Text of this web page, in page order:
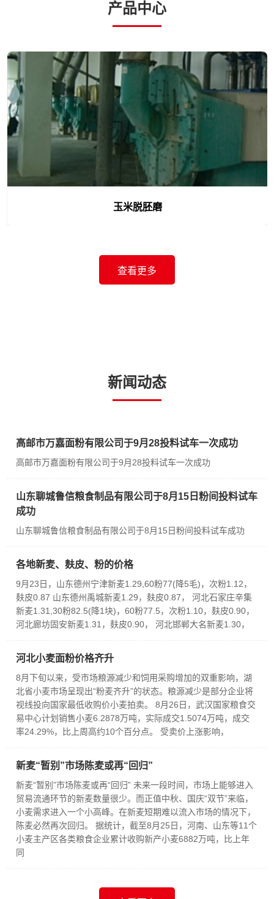
产品中心
去石机
查看更多
新闻动态
高邮市万嘉面粉有限公司于9月28投料试车一次成功
高邮市万嘉面粉有限公司于9月28投料试车一次成功
山东聊城鲁信粮食制品有限公司于8月15日粉间投料试车
成功
山东聊城鲁信粮食制品有限公司于8月15日粉间投料试车成功
各地新麦、麸皮、粉的价格
9月23日，山东德州宁津新麦1.29,60粉77(降5毛)，次粉1.12，
麸皮0.87 山东德州禹城新麦1.29，麸皮0.87， 河北石家庄辛集
新麦1.31,30粉82.5(降1块)，60粉77.5，次粉1.10，麸皮0.90，
河北廊坊固安新麦1.31，麸皮0.90， 河北邯郸大名新麦1.30，
河北小麦面粉价格齐升
8月下旬以来，受市场粮源减少和饲用采购增加的双重影响，湖
北省小麦市场呈现出“粉麦齐升”的状态。粮源减少是部分企业将
视线投向国家最低收购价小麦拍卖。 8月26日，武汉国家粮食交
易中心计划销售小麦6.2878万吨，实际成交1.5074万吨，成交
率24.29%，比上周高约10个百分点。 受卖价上涨影响，
新麦“暂别”市场陈麦或再“回归”
新麦“暂别”市场陈麦或再“回归” 未来一段时间，市场上能够进入
贸易流通环节的新麦数量很少。而正值中秋、国庆“双节”来临，
小麦需求进入一个小高峰。在新麦短期难以流入市场的情况下，
陈麦必然再次回归。 据统计，截至8月25日，河南、山东等11个
小麦主产区各类粮食企业累计收购新产小麦6882万吨，比上年
同